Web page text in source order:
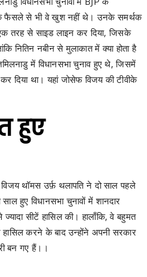
नितिन नबीन से मुलाकात में क्या होता है
में विधानसभा चुनाव हुए थे, जिसमें
दिया था। यहां जोसेफ विजय की टीवीके
हुए
थॉमस उर्फ़ थलापति ने दो साल पहले
हुए विधानसभा चुनावों में शानदार
सीटें हासिल की। हालाँकि, वे बहुमत
करने के बाद उन्होंने अपनी सरकार
बन गए हैं।।